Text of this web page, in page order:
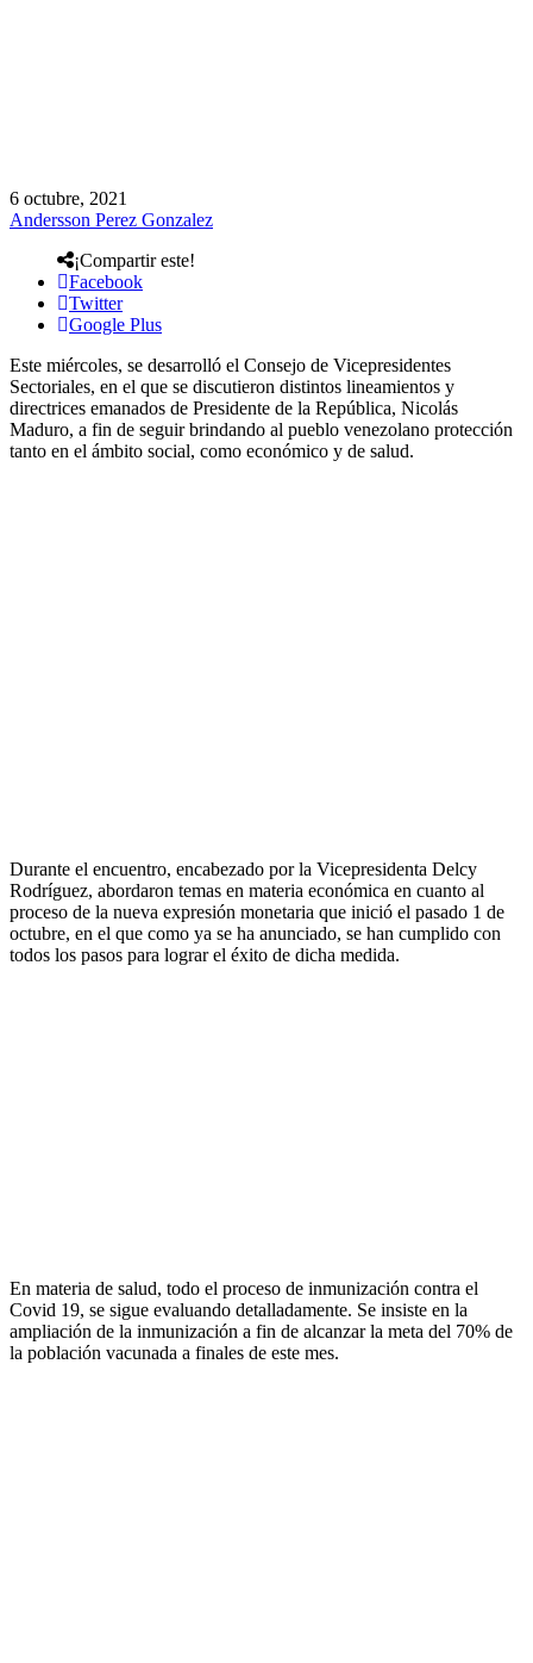
6 octubre, 2021
Andersson Perez Gonzalez
¡Compartir este!
Facebook
Twitter
Google Plus
Este miércoles, se desarrolló el Consejo de Vicepresidentes
Sectoriales, en el que se discutieron distintos lineamientos y
directrices emanados de Presidente de la República, Nicolás
Maduro, a fin de seguir brindando al pueblo venezolano protección
tanto en el ámbito social, como económico y de salud.
Durante el encuentro, encabezado por la Vicepresidenta Delcy
Rodríguez, abordaron temas en materia económica en cuanto al
proceso de la nueva expresión monetaria que inició el pasado 1 de
octubre, en el que como ya se ha anunciado, se han cumplido con
todos los pasos para lograr el éxito de dicha medida.
En materia de salud, todo el proceso de inmunización contra el
Covid 19, se sigue evaluando detalladamente. Se insiste en la
ampliación de la inmunización a fin de alcanzar la meta del 70% de
la población vacunada a finales de este mes.